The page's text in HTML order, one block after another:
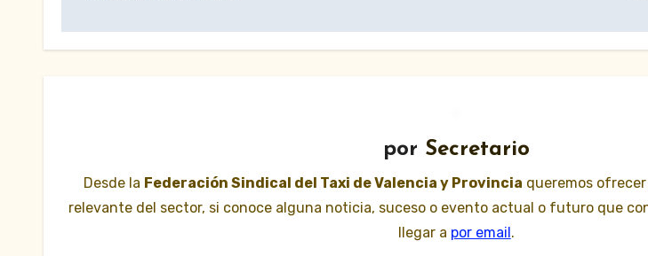
por Secretario
Desde la Federación Sindical del Taxi de Valencia y Provincia queremos
relevante del sector, si conoce alguna noticia, suceso o evento actual o futuro que
llegar a por email.